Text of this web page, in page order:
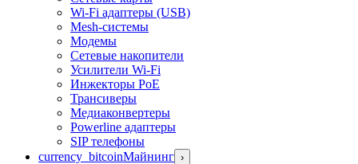
Wi-Fi адаптеры (USB)
Mesh-системы
Модемы
Сетевые накопители
Усилители Wi-Fi
Инжекторы PoE
Трансиверы
Медиаконвертеры
Powerline адаптеры
SIP телефоны
currency_bitcoinМайнинг ›